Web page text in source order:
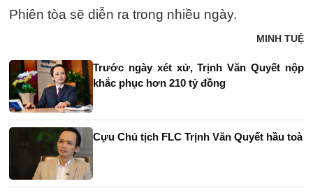
Phiên tòa sẽ diễn ra trong nhiều ngày.
MINH TUỆ
Trước ngày xét xử, Trịnh Văn Quyết nộp
khắc phục hơn 210 tỷ đồng
Cựu Chủ tịch FLC Trịnh Văn Quyết hầu toà